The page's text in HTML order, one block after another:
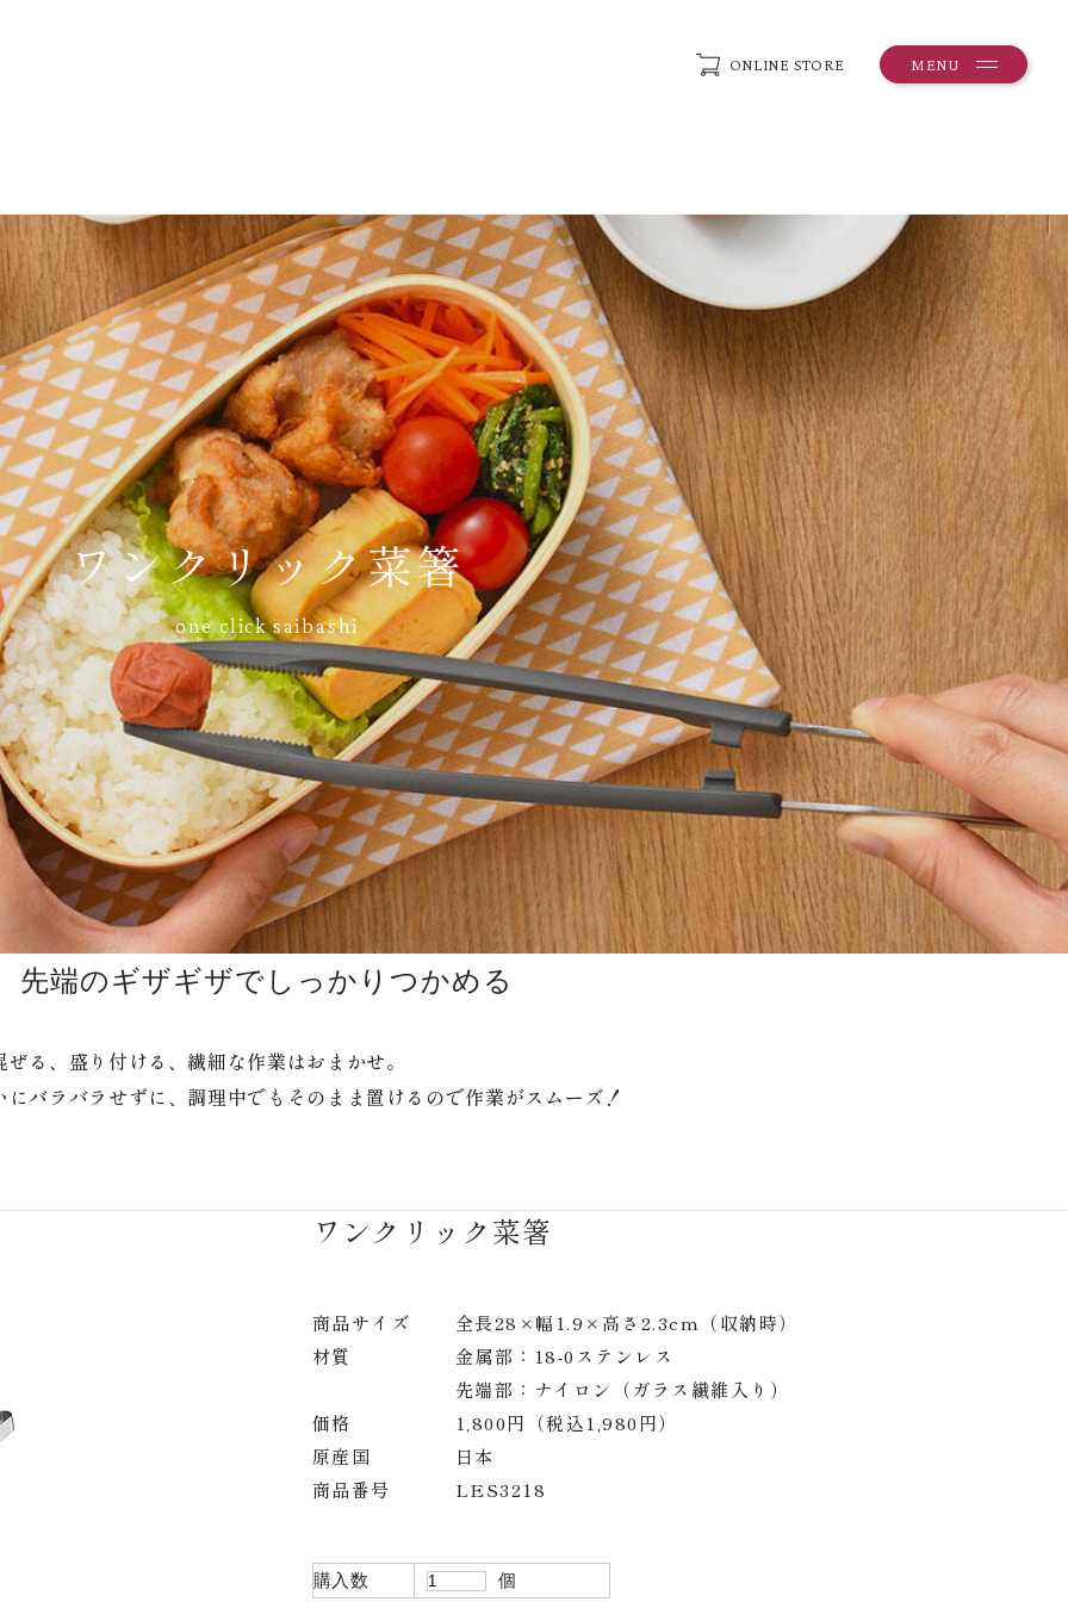
ONLINE STORE MENU
ワンクリック菜箸
one click saibashi
先端のギザギザでしっかりつかめる
る、盛り付ける、繊細な作業はおまかせ。
にバラバラせずに、調理中でもそのまま置けるので作業がスムーズ！
ワンクリック菜箸
商品サイズ
全長28×幅1.9×高さ2.3cm（収納時）
材質
金属部：18-0ステンレス
先端部：ナイロン（ガラス繊維入り）
価格
1,800円（税込1,980円）
原産国
日本
商品番号
LES3218
購入数 個